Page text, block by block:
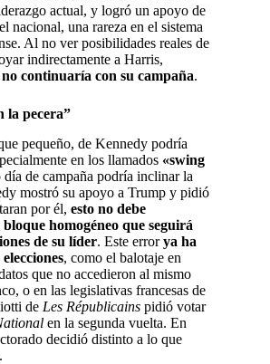
actual, y logró un apoyo de
nacional, una rareza en el sistema
Al no ver posibilidades reales de
indirectamente a Harris,
continuaría con su campaña.
la pecera”
pequeño, de Kennedy podría
en los llamados «swing
de campaña podría inclinar la
mostró su apoyo a Trump y pidió
por él, esto no debe
homogéneo que seguirá
de su líder. Este errorya ha
, como el balotaje en
que no accedieron al mismo
o en las legislativas francesas de
de Les Républicains pidió votar
en la segunda vuelta. En
decidió distinto a lo que